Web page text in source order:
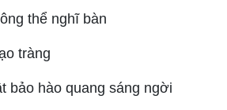
thể nghĩ bàn
tràng
bảo hào quang sáng ngời